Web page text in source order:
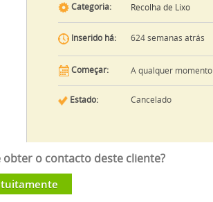
Categoria: Recolha de Lixo
Inserido há: 624 semanas atrás
Começar: A qualquer momento
Estado: Cancelado
o contacto deste cliente?